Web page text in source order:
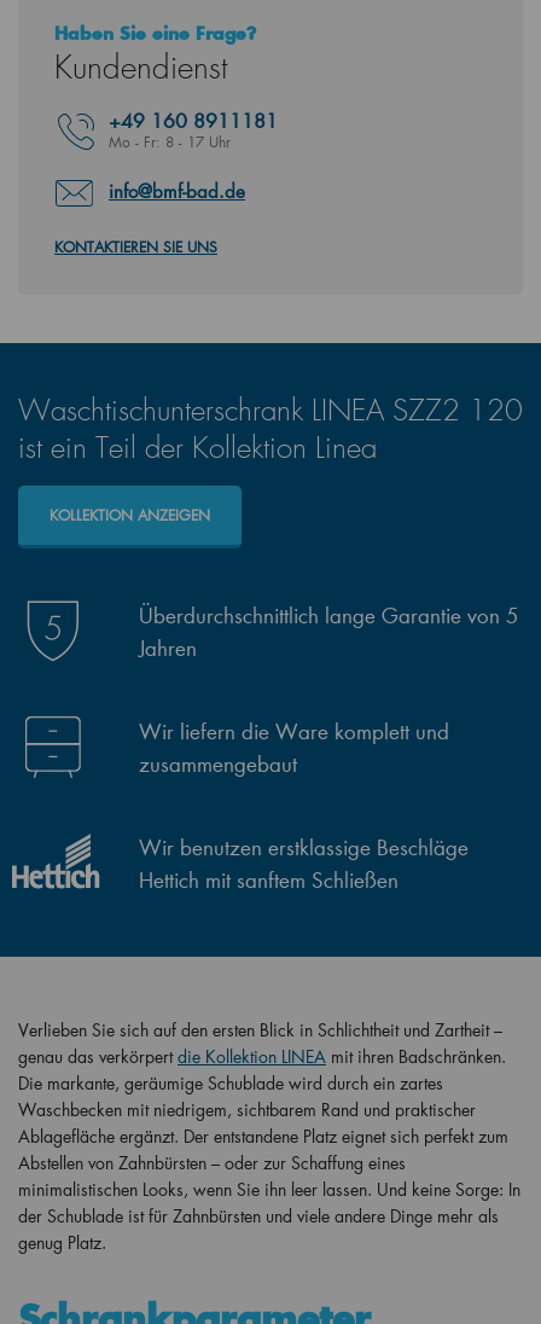
Haben Sie eine Frage?
Kundendienst
+49 160 8911181
Mo - Fr: 8 - 17 Uhr
info@bmf-bad.de
KONTAKTIEREN SIE UNS
Waschtischunterschrank LINEA SZZ2 120
ist ein Teil der Kollektion Linea
KOLLEKTION ANZEIGEN
Überdurchschnittlich lange Garantie von 5
Jahren
Wir liefern die Ware komplett und
zusammengebaut
Wir benutzen erstklassige Beschläge
Hettich mit sanftem Schließen
Verlieben Sie sich auf den ersten Blick in Schlichtheit und Zartheit –
genau das verkörpert die Kollektion LINEA mit ihren Badschränken.
Die markante, geräumige Schublade wird durch ein zartes
Waschbecken mit niedrigem, sichtbarem Rand und praktischer
Ablagefläche ergänzt. Der entstandene Platz eignet sich perfekt zum
Abstellen von Zahnbürsten – oder zur Schaffung eines
minimalistischen Looks, wenn Sie ihn leer lassen. Und keine Sorge: In
der Schublade ist für Zahnbürsten und viele andere Dinge mehr als
genug Platz.